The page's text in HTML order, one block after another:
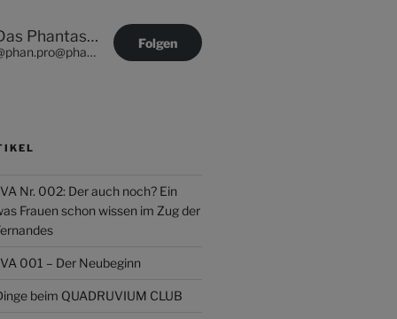
Das Phantastische Projekt - PHAN.PRO
@phan.pro@phan.pro
Folgen
Nr. 002: Der auch noch? Ein
Frauen schon wissen im Zug der
001 – Der Neubeginn
beim QUADRUVIUM CLUB